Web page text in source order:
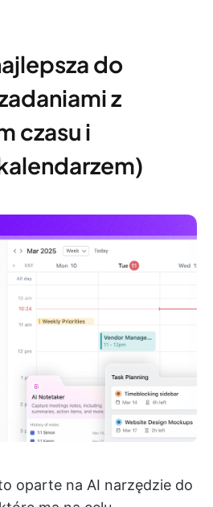
do
z
czasu i
oparte na AI narzędzie do